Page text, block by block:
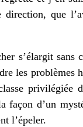
que
s’élargit sans
les problèmes
privilégiée
façon d’un
l’épeler.